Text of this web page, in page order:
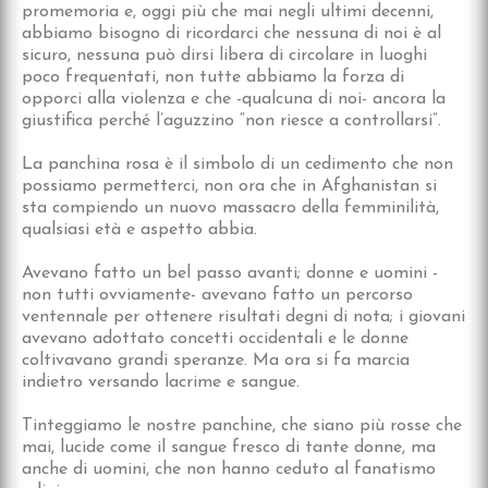
promemoria e, oggi più che mai negli ultimi decenni,
abbiamo bisogno di ricordarci che nessuna di noi è al
sicuro, nessuna può dirsi libera di circolare in luoghi
poco frequentati, non tutte abbiamo la forza di
opporci alla violenza e che -qualcuna di noi- ancora la
giustifica perché l’aguzzino “non riesce a controllarsi”.
La panchina rosa è il simbolo di un cedimento che non
possiamo permetterci, non ora che in Afghanistan si
sta compiendo un nuovo massacro della femminilità,
qualsiasi età e aspetto abbia.
Avevano fatto un bel passo avanti; donne e uomini -
non tutti ovviamente- avevano fatto un percorso
ventennale per ottenere risultati degni di nota; i giovani
avevano adottato concetti occidentali e le donne
coltivavano grandi speranze. Ma ora si fa marcia
indietro versando lacrime e sangue.
Tinteggiamo le nostre panchine, che siano più rosse che
mai, lucide come il sangue fresco di tante donne, ma
anche di uomini, che non hanno ceduto al fanatismo